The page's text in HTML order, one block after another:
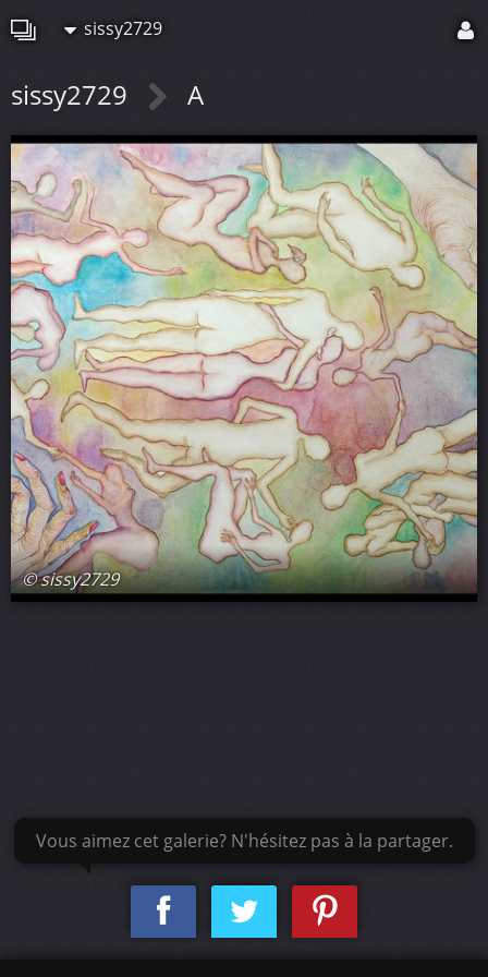
sissy2729
sissy2729 A
© sissy2729
Vous aimez cet galerie? N'hésitez pas à la partager.